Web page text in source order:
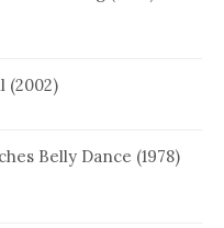
(2002)
Belly Dance (1978)